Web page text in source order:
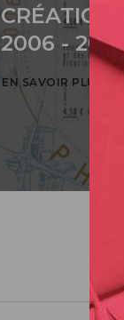
CRÉATION
2006 -
EN SAVOIR PLUS